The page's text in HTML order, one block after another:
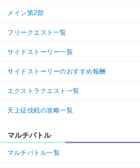
メイン第2部
フリークエスト一覧
サイドストーリー一覧
サイドストーリーのおすすめ報酬
エクストラクエスト一覧
天上征伐戦の攻略一覧
マルチバトル
マルチバトル一覧